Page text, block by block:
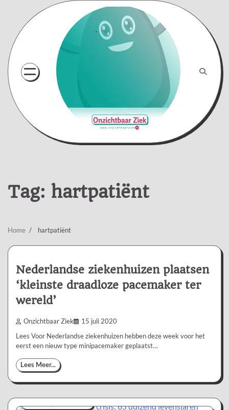
content
Tag: hartpatiënt
Home hartpatiënt
Nederlandse ziekenhuizen plaatsen
‘kleinste draadloze pacemaker ter
wereld’
Onzichtbaar Ziek 15 juli 2020
Lees Voor Nederlandse ziekenhuizen hebben deze week voor het
eerst een nieuw type minipacemaker geplaatst…
Lees Meer...